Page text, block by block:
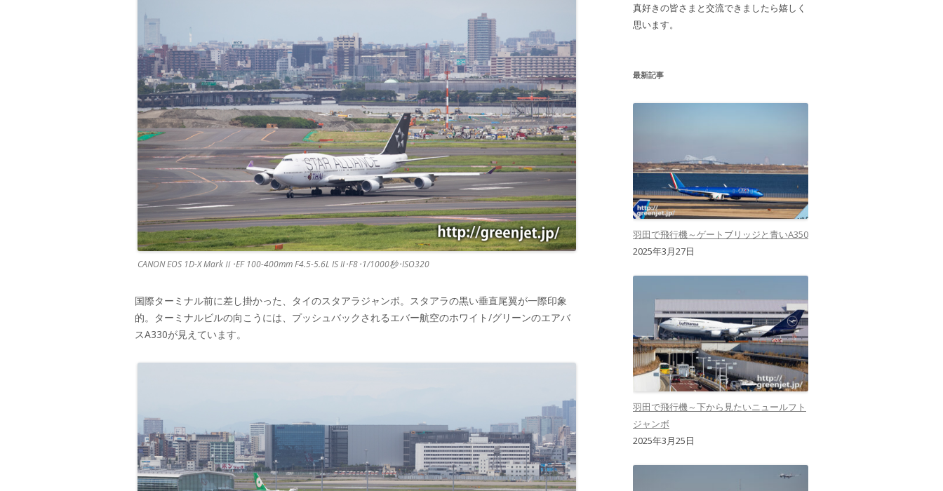
CANON EOS 1D-X MarkⅡ･EF 100-400mm F4.5-5.6L IS II･F8･1/1000秒･ISO320
国際ターミナル前に差し掛かった、タイのスタアラジャンボ。スタアラの黒い垂直尾翼が一際印象
的。ターミナルビルの向こうには、プッシュバックされるエバー航空のホワイト/グリーンのエアバ
スA330が見えています。
真好きの皆さまと交流できましたら嬉しく
思います。
最新記事
羽田で飛行機～ゲートブリッジと青いA350
2025年3月27日
羽田で飛行機～下から見たいニュールフト
ジャンボ
2025年3月25日